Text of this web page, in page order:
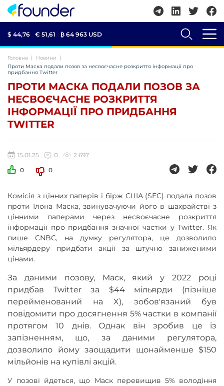
$ 44,76 € 51,61 ₿ 64 963 USD
Головна
Новини
Проти Маска подали позов за несвоєчасне розкриття інформації про
придбання Twitter
ПРОТИ МАСКА ПОДАЛИ ПОЗОВ ЗА
НЕСВОЄЧАСНЕ РОЗКРИТТЯ
ІНФОРМАЦІЇ ПРО ПРИДБАННЯ
TWITTER
15.01.25 0
2 697
0
0
Комісія з цінних паперів і бірж США (SEC) подала позов
проти Ілона Маска, звинувачуючи його в шахрайстві з
цінними паперами через несвоєчасне розкриття
інформації про придбання значної частки у Twitter. Як
пише CNBC, на думку регулятора, це дозволило
мільярдеру придбати акції за штучно заниженими
цінами.
За даними позову, Маск, який у 2022 році
придбав Twitter за $44 мільярди (пізніше
перейменований на X), зобов'язаний був
повідомити про досягнення 5% частки в компанії
протягом 10 днів. Однак він зробив це із
запізненням, що, за даними регулятора,
дозволило йому заощадити щонайменше $150
мільйонів на купівлі акцій.
У позові йдеться, що Маск перевищив 5% володіння